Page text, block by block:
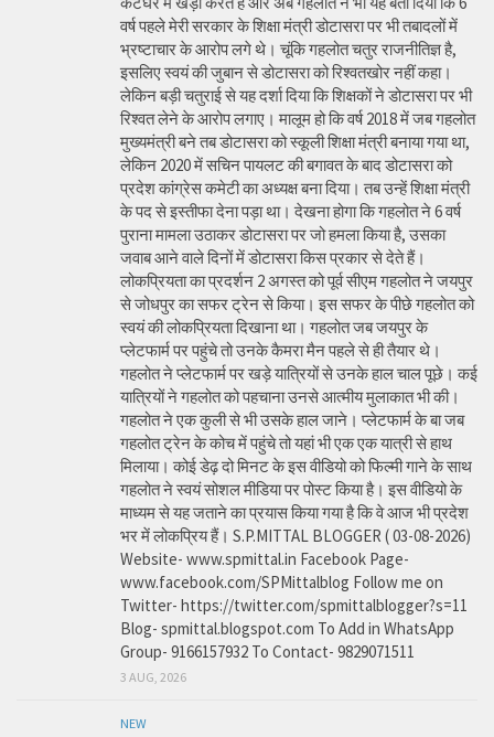
वर्ष पहले मेरी सरकार के शिक्षा मंत्री डोटासरा पर भी तबादलों में
भ्रष्टाचार के आरोप लगे थे। चूंकि गहलोत चतुर राजनीतिज्ञ है,
इसलिए स्वयं की जुबान से डोटासरा को रिश्वतखोर नहीं कहा।
लेकिन बड़ी चतुराई से यह दर्शा दिया कि शिक्षकों ने डोटासरा पर भी
रिश्वत लेने के आरोप लगाए। मालूम हो कि वर्ष 2018 में जब गहलोत
मुख्यमंत्री बने तब डोटासरा को स्कूली शिक्षा मंत्री बनाया गया था,
लेकिन 2020 में सचिन पायलट की बगावत के बाद डोटासरा को
प्रदेश कांग्रेस कमेटी का अध्यक्ष बना दिया। तब उन्हें शिक्षा मंत्री
के पद से इस्तीफा देना पड़ा था। देखना होगा कि गहलोत ने 6 वर्ष
पुराना मामला उठाकर डोटासरा पर जो हमला किया है, उसका
जवाब आने वाले दिनों में डोटासरा किस प्रकार से देते हैं।
लोकप्रियता का प्रदर्शन 2 अगस्त को पूर्व सीएम गहलोत ने जयपुर
से जोधपुर का सफर ट्रेन से किया। इस सफर के पीछे गहलोत को
स्वयं की लोकप्रियता दिखाना था। गहलोत जब जयपुर के
प्लेटफार्म पर पहुंचे तो उनके कैमरा मैन पहले से ही तैयार थे।
गहलोत ने प्लेटफार्म पर खड़े यात्रियों से उनके हाल चाल पूछे। कई
यात्रियों ने गहलोत को पहचाना उनसे आत्मीय मुलाकात भी की।
गहलोत ने एक कुली से भी उसके हाल जाने। प्लेटफार्म के बा जब
गहलोत ट्रेन के कोच में पहुंचे तो यहां भी एक एक यात्री से हाथ
मिलाया। कोई डेढ़ दो मिनट के इस वीडियो को फिल्मी गाने के साथ
गहलोत ने स्वयं सोशल मीडिया पर पोस्ट किया है। इस वीडियो के
माध्यम से यह जताने का प्रयास किया गया है कि वे आज भी प्रदेश
भर में लोकप्रिय हैं। S.P.MITTAL BLOGGER ( 03-08-2026)
Website- www.spmittal.in Facebook Page-
www.facebook.com/SPMittalblog Follow me on
Twitter- https://twitter.com/spmittalblogger?s=11
Blog- spmittal.blogspot.com To Add in WhatsApp
Group- 9166157932 To Contact- 9829071511
3 AUG, 2026
NEW